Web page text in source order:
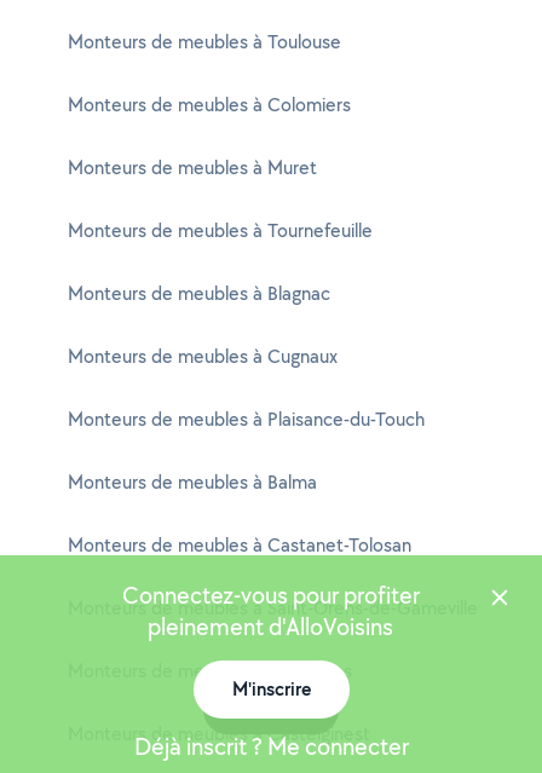
Monteurs de meubles à Toulouse
Monteurs de meubles à Colomiers
Monteurs de meubles à Muret
Monteurs de meubles à Tournefeuille
Monteurs de meubles à Blagnac
Monteurs de meubles à Cugnaux
Monteurs de meubles à Plaisance-du-Touch
Monteurs de meubles à Balma
Monteurs de meubles à Castanet-Tolosan
Monteurs de meubles à Saint-Orens-de-Gameville
Monteurs de meubles à Fonsorbes
Monteurs de meubles à Castelginest
Connectez-vous pour profiter
pleinement d'AlloVoisins
M'inscrire
Déjà inscrit ? Me connecter